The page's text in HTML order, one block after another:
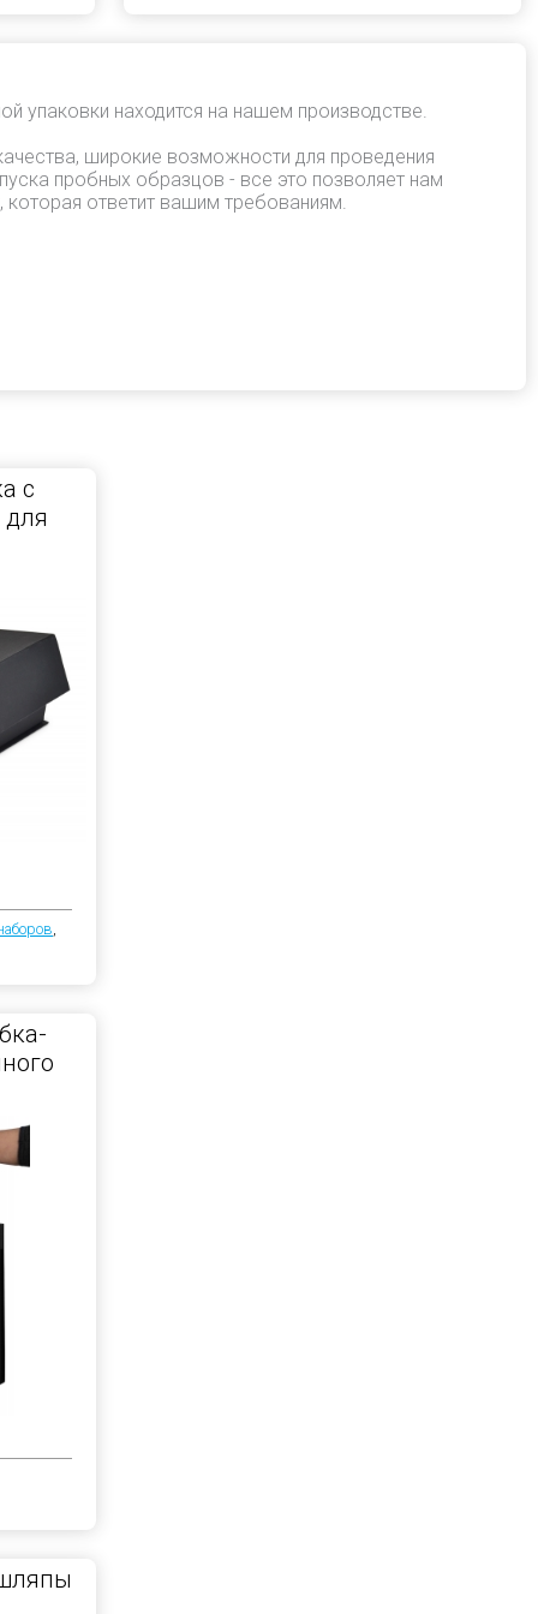
упаковки находится на нашем производстве.
широкие возможности для проведения
пробных образцов - все это позволяет нам
которая ответит вашим требованиям.
с
,